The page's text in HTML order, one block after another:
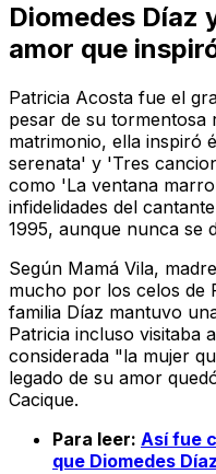
Diomedes Díaz
amor que
Patricia Acosta fue el
pesar de su tormentosa
matrimonio, ella inspiró
serenata' y 'Tres
como 'La ventana
infidelidades del
1995, aunque nunca se
Según Mamá Vila,
mucho por los celos de
familia Díaz mantuvo
Patricia incluso visitaba
considerada "la mujer
legado de su amor
Cacique.
Para leer: Así fue
que Diomedes